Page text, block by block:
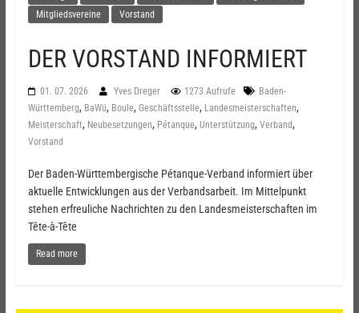
Mitgliedsvereine
Vorstand
DER VORSTAND INFORMIERT
01. 07. 2026 Yves Dreger 1273 Aufrufe
Baden-
Württemberg, BaWü, Boule, Geschäftsstelle, Landesmeisterschaften,
Meisterschaft, Neubesetzungen, Pétanque, Unterstützung, Verband,
Vorstand
Der Baden-Württembergische Pétanque-Verband informiert über
aktuelle Entwicklungen aus der Verbandsarbeit. Im Mittelpunkt
stehen erfreuliche Nachrichten zu den Landesmeisterschaften im
Tête-à-Tête
Read more